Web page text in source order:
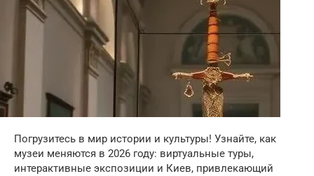
Погрузитесь в мир истории и культуры! Узнайте, как
музеи меняются в 2026 году: виртуальные туры,
интерактивные экспозиции и Киев, привлекающий